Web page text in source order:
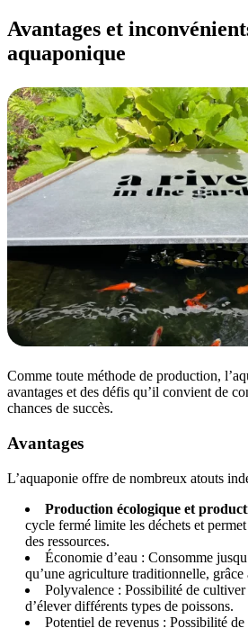
Avantages et
aquaponique
Comme toute méthode de production,
avantages et des défis qu’il convient de
chances de succès.
Avantages
L’aquaponie offre de nombreux atouts
Production écologique et
cycle fermé limite les déchets et
des ressources.
Économie d’eau : Consomme
qu’une agriculture traditionnelle, grâce
Polyvalence : Possibilité de cultiver
d’élever différents types de poissons.
Potentiel de revenus : Possibilité